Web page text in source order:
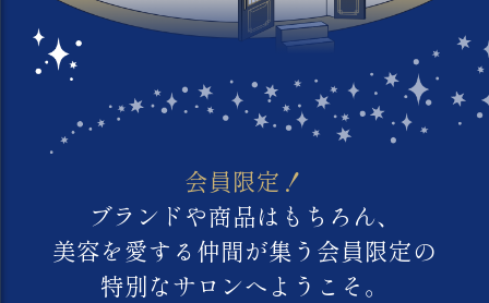
会員限定！
ブランドや商品はもちろん、
美容を愛する仲間が集う会員限定の
特別なサロンへようこそ。